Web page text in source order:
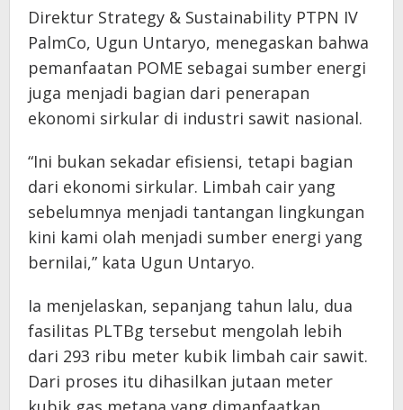
Direktur Strategy & Sustainability PTPN IV
PalmCo, Ugun Untaryo, menegaskan bahwa
pemanfaatan POME sebagai sumber energi
juga menjadi bagian dari penerapan
ekonomi sirkular di industri sawit nasional.
“Ini bukan sekadar efisiensi, tetapi bagian
dari ekonomi sirkular. Limbah cair yang
sebelumnya menjadi tantangan lingkungan
kini kami olah menjadi sumber energi yang
bernilai,” kata Ugun Untaryo.
Ia menjelaskan, sepanjang tahun lalu, dua
fasilitas PLTBg tersebut mengolah lebih
dari 293 ribu meter kubik limbah cair sawit.
Dari proses itu dihasilkan jutaan meter